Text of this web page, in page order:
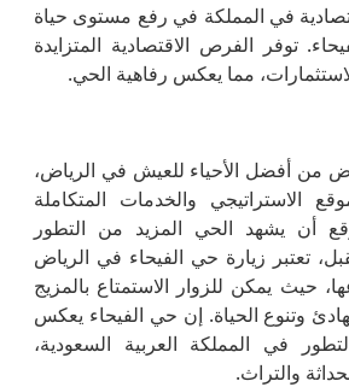
في المملكة في رفع مستوى حياة
توفر الفرص الاقتصادية المتزايدة
مما يعكس رفاهية الحي.
من أفضل الأحياء للعيش في الرياض،
الاستراتيجي والخدمات المتكاملة
أن يشهد الحي المزيد من التطور
تعتبر زيارة حي الفيحاء في الرياض
حيث يمكن للزوار الاستمتاع بالمزيج
وتنوع الحياة. إن حي الفيحاء يعكس
في المملكة العربية السعودية،
والتراث.